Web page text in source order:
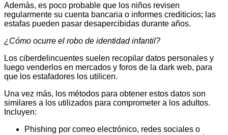
Además, es poco probable que los niños revisen
regularmente su cuenta bancaria o informes crediticios; las
estafas pueden pasar desapercibidas durante años.
¿Cómo ocurre el robo de identidad infantil?
Los ciberdelincuentes suelen recopilar datos personales y
luego venderlos en mercados y foros de la dark web, para
que los estafadores los utilicen.
Una vez más, los métodos para obtener estos datos son
similares a los utilizados para comprometer a los adultos.
Incluyen:
Phishing por correo electrónico, redes sociales o